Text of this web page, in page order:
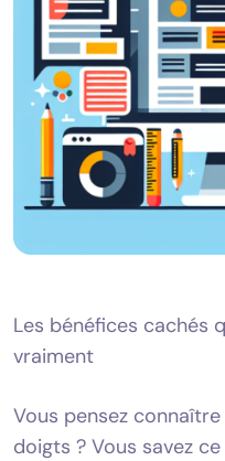
Les bénéfices cachés
vraiment
Vous pensez connaître
doigts ? Vous savez